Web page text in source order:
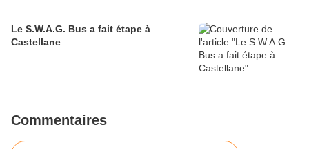
Le S.W.A.G. Bus a fait étape à
Castellane
Commentaires